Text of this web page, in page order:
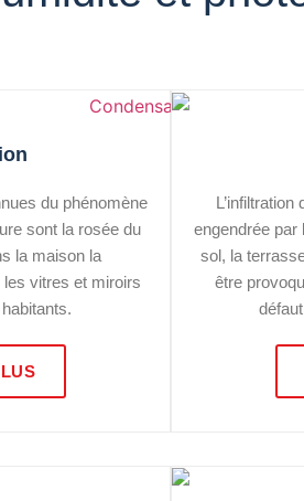
du phénomène
sont la rosée du
la maison la
les vitres et miroirs
engendrée par
sol, la
être